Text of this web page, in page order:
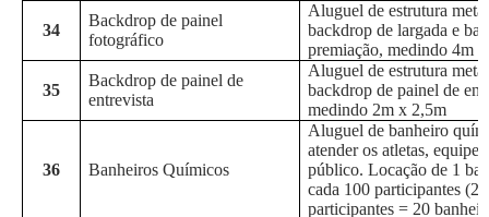
34
Backdrop de painel
fotográfico
Aluguel de estrutura
backdrop de largada e
premiação, medindo 4m
35
Backdrop de painel de
entrevista
Aluguel de estrutura
backdrop de painel de
medindo 2m x 2,5m
36 Banheiros Químicos
Aluguel de banheiro
atender os atletas, equipe
público. Locação de 1
cada 100 participantes
participantes = 20